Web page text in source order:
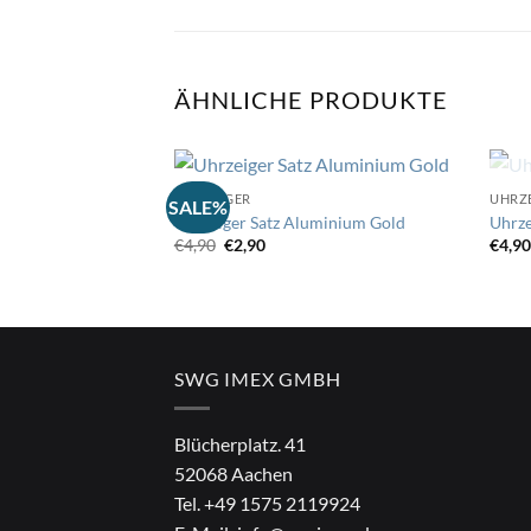
ÄHNLICHE PRODUKTE
SALE%
UHRZEIGER
Uhrzeiger Satz Aluminium Gold
€4,90 Ursprünglicher
Preis
€2,90Aktueller
€4,90
SWG IMEX GMBH
Blücherplatz. 41
52068 Aachen
Tel. +49 1575 2119924